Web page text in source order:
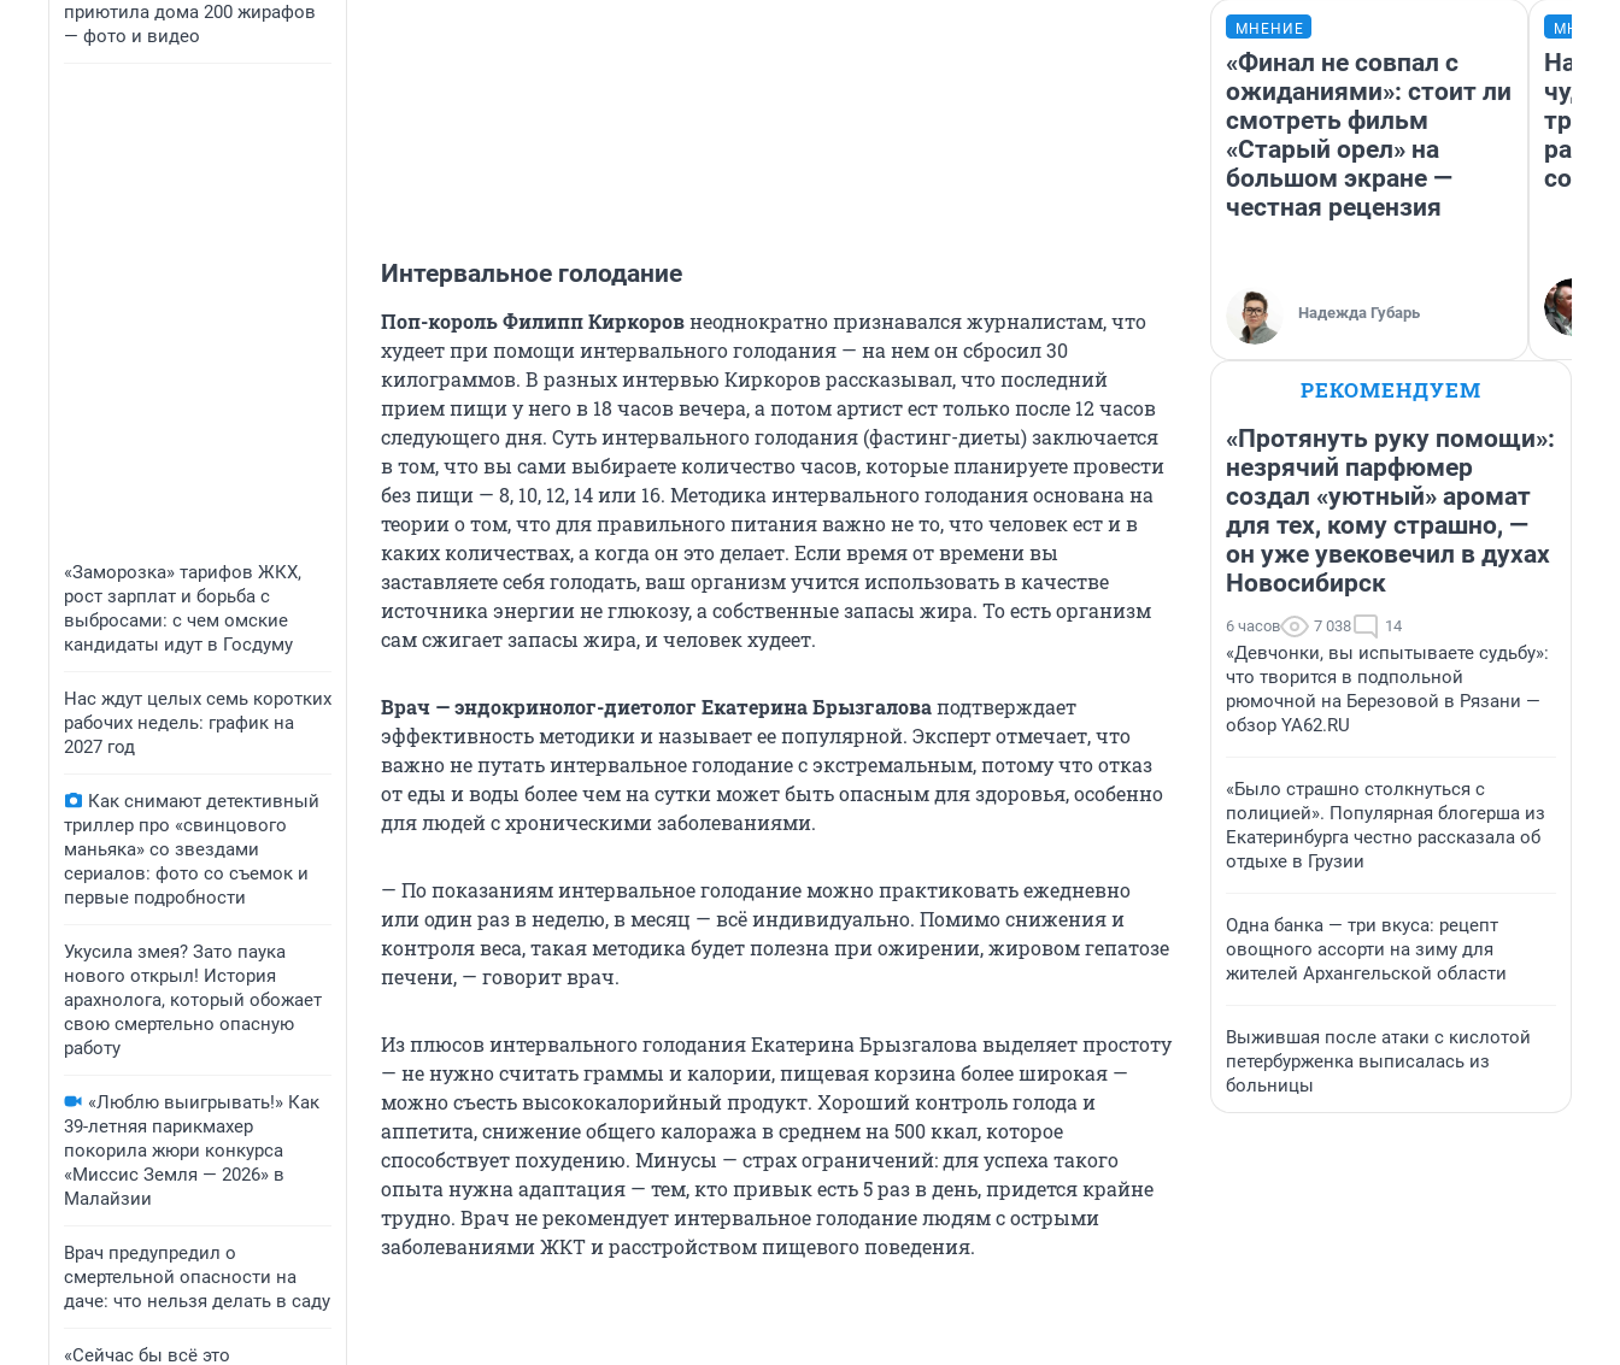
приютила дома 200 жирафов
— фото и видео
«Заморозка» тарифов ЖКХ,
рост зарплат и борьба с
выбросами: с чем омские
кандидаты идут в Госдуму
Нас ждут целых семь коротких
рабочих недель: график на
2027 год
Как снимают детективный
триллер про «свинцового
маньяка» со звездами
сериалов: фото со съемок и
первые подробности
Укусила змея? Зато паука
нового открыл! История
арахнолога, который обожает
свою смертельно опасную
работу
«Люблю выигрывать!» Как
39-летняя парикмахер
покорила жюри конкурса
«Миссис Земля — 2026» в
Малайзии
Врач предупредил о
смертельной опасности на
даче: что нельзя делать в саду
«Сейчас бы всё это
Интервальное голодание
Поп-король Филипп Киркоровнеоднократно признавался журналистам, что
худеет при помощи интервального голодания — на нем он сбросил 30
килограммов. В разных интервью Киркоров рассказывал, что последний
прием пищи у него в 18 часов вечера, а потом артист ест только после 12 часов
следующего дня. Суть интервального голодания (фастинг-диеты) заключается
в том, что вы сами выбираете количество часов, которые планируете провести
без пищи — 8, 10, 12, 14 или 16. Методика интервального голодания основана на
теории о том, что для правильного питания важно не то, что человек ест и в
каких количествах, а когда он это делает. Если время от времени вы
заставляете себя голодать, ваш организм учится использовать в качестве
источника энергии не глюкозу, а собственные запасы жира. То есть организм
сам сжигает запасы жира, и человек худеет.
Врач — эндокринолог-диетолог Екатерина Брызгаловаподтверждает
эффективность методики и называет ее популярной. Эксперт отмечает, что
важно не путать интервальное голодание с экстремальным, потому что отказ
от еды и воды более чем на сутки может быть опасным для здоровья, особенно
для людей с хроническими заболеваниями.
— По показаниям интервальное голодание можно практиковать ежедневно
или один раз в неделю, в месяц — всё индивидуально. Помимо снижения и
контроля веса, такая методика будет полезна при ожирении, жировом гепатозе
печени, — говорит врач.
Из плюсов интервального голодания Екатерина Брызгалова выделяет простоту
— не нужно считать граммы и калории, пищевая корзина более широкая —
можно съесть высококалорийный продукт. Хороший контроль голода и
аппетита, снижение общего калоража в среднем на 500 ккал, которое
способствует похудению. Минусы — страх ограничений: для успеха такого
опыта нужна адаптация — тем, кто привык есть 5 раз в день, придется крайне
трудно. Врач не рекомендует интервальное голодание людям с острыми
заболеваниями ЖКТ и расстройством пищевого поведения.
МНЕНИЕ
«Финал не совпал с
ожиданиями»: стоит ли
смотреть фильм
«Старый орел» на
большом экране —
честная рецензия
Надежда Губарь
РЕКОМЕНДУЕМ
«Протянуть руку помощи»:
незрячий парфюмер
создал «уютный» аромат
для тех, кому страшно, —
он уже увековечил в духах
Новосибирск
6 часов 7 038 14
«Девчонки, вы испытываете судьбу»:
что творится в подпольной
рюмочной на Березовой в Рязани —
обзор YA62.RU
«Было страшно столкнуться с
полицией». Популярная блогерша из
Екатеринбурга честно рассказала об
отдыхе в Грузии
Одна банка — три вкуса: рецепт
овощного ассорти на зиму для
жителей Архангельской области
Выжившая после атаки с кислотой
петербурженка выписалась из
больницы